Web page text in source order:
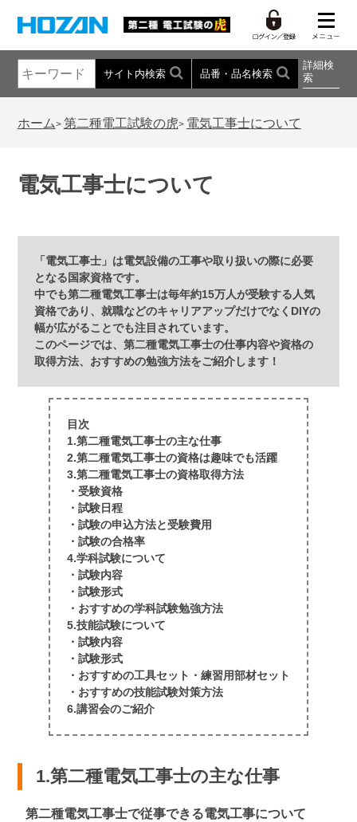
サイト内検索 品番・品名検索
詳細検
索
ホーム> 第二種電工試験の虎> 電気工事士について
電気工事士について
「電気工事士」は電気設備の工事や取り扱いの際に必要
となる国家資格です。
中でも第二種電気工事士は毎年約15万人が受験する人気
資格であり、就職などのキャリアアップだけでなくDIYの
幅が広がることでも注目されています。
このページでは、第二種電気工事士の仕事内容や資格の
取得方法、おすすめの勉強方法をご紹介します！
目次
1.第二種電気工事士の主な仕事
2.第二種電気工事士の資格は趣味でも活躍
3.第二種電気工事士の資格取得方法
・受験資格
・試験日程
・試験の申込方法と受験費用
・試験の合格率
4.学科試験について
・試験内容
・試験形式
・おすすめの学科試験勉強方法
5.技能試験について
・試験内容
・試験形式
・おすすめの工具セット・練習用部材セット
・おすすめの技能試験対策方法
6.講習会のご紹介
1.第二種電気工事士の主な仕事
第二種電気工事士で従事できる電気工事について